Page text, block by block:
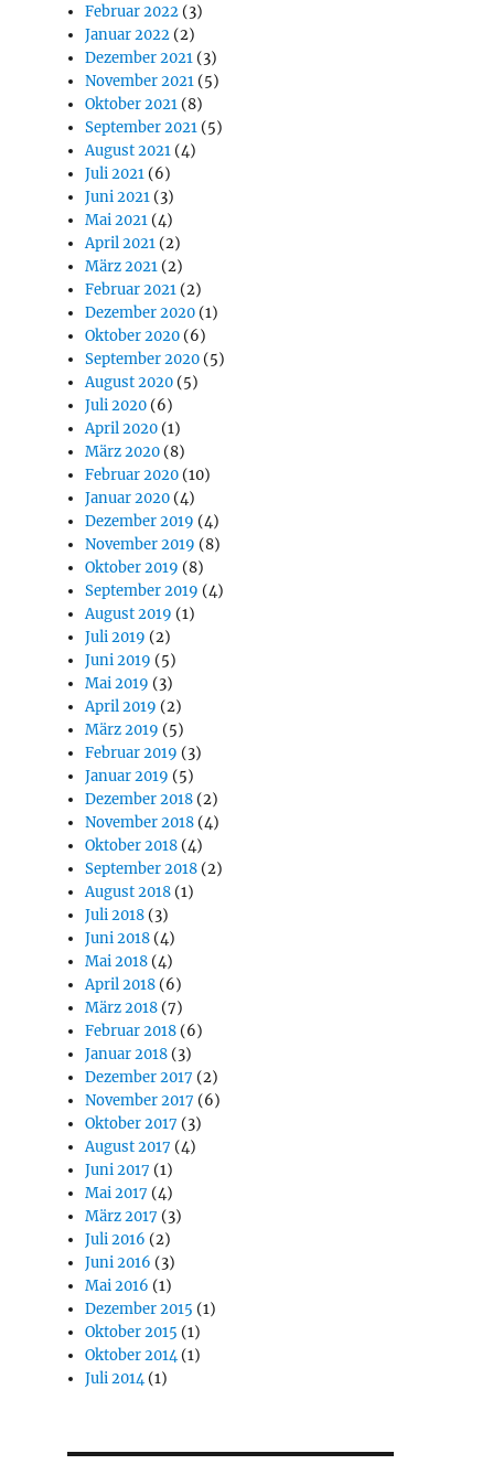
Februar 2022 (3)
Januar 2022 (2)
Dezember 2021 (3)
November 2021 (5)
Oktober 2021 (8)
September 2021 (5)
August 2021 (4)
Juli 2021 (6)
Juni 2021 (3)
Mai 2021 (4)
April 2021 (2)
März 2021 (2)
Februar 2021 (2)
Dezember 2020 (1)
Oktober 2020 (6)
September 2020 (5)
August 2020 (5)
Juli 2020 (6)
April 2020 (1)
März 2020 (8)
Februar 2020 (10)
Januar 2020 (4)
Dezember 2019 (4)
November 2019 (8)
Oktober 2019 (8)
September 2019 (4)
August 2019 (1)
Juli 2019 (2)
Juni 2019 (5)
Mai 2019 (3)
April 2019 (2)
März 2019 (5)
Februar 2019 (3)
Januar 2019 (5)
Dezember 2018 (2)
November 2018 (4)
Oktober 2018 (4)
September 2018 (2)
August 2018 (1)
Juli 2018 (3)
Juni 2018 (4)
Mai 2018 (4)
April 2018 (6)
März 2018 (7)
Februar 2018 (6)
Januar 2018 (3)
Dezember 2017 (2)
November 2017 (6)
Oktober 2017 (3)
August 2017 (4)
Juni 2017 (1)
Mai 2017 (4)
März 2017 (3)
Juli 2016 (2)
Juni 2016 (3)
Mai 2016 (1)
Dezember 2015 (1)
Oktober 2015 (1)
Oktober 2014(1)
Juli 2014(1)